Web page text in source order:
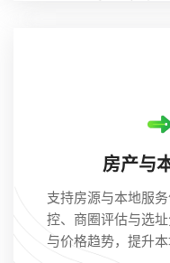
房产与
支持房源与本地服
控、商圈评估与选
与价格趋势，提升本